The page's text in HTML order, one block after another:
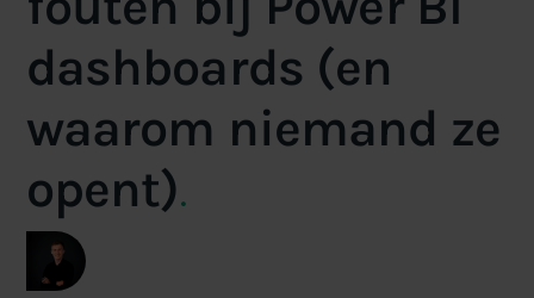
dashboards (en
waarom niemand ze
opent)